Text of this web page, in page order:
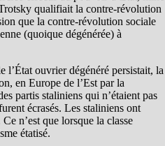
qualifiait la contre-révolution
que la contre-révolution sociale
(quoique dégénérée) à
l’État ouvrier dégénéré persistait, la
en Europe de l’Est par la
partis staliniens qui n’étaient pas
écrasés. Les staliniens ont
n’est que lorsque la classe
étatisé.